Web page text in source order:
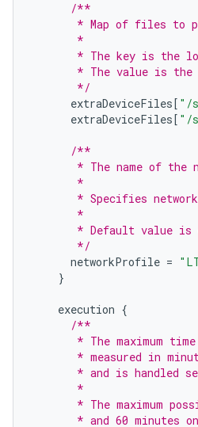
/**
* Map of files to
       *
* The key is the
* The value is the
       */
extraDeviceFiles[ "/
extraDeviceFiles[ "/
/**
* The name of the
       *
* Specifies
       *
* Default value is
       */
networkProfile =
}
execution {
/**
* The maximum
* measured in
* and is handled
       *
* The maximum
* and 60 minutes